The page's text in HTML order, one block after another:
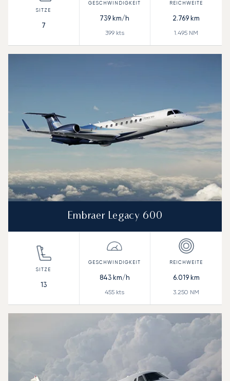
7
739 km/h
399kts
2.769 km
1.495 NM
Embraer Legacy 600
13
843km/h
455 kts
6.019km
3.250 NM